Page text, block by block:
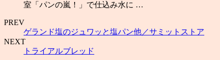
室「パンの嵐！」で仕込み水に …
PREV
ゲランド塩のジュワッと塩パン他／サミットストア
NEXT
トライアルブレッド